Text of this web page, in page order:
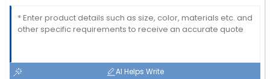
AI Helps Write